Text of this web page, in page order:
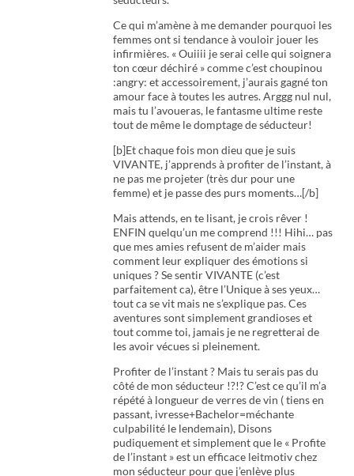
Ce qui m’amène à me demander pourquoi les
femmes ont si tendance à vouloir jouer les
infirmières. « Ouiiii je serai celle qui soignera
ton cœur déchiré » comme c’est choupinou
:angry: et accessoirement, j’aurais gagné ton
amour face à toutes les autres. Arggg nul nul,
mais tu l’avoueras, le fantasme ultime reste
tout de même le domptage de séducteur!
[b]Et chaque fois mon dieu que je suis
VIVANTE, j’apprends à profiter de l’instant, à
ne pas me projeter (très dur pour une
femme) et je passe des purs moments…[/b]
Mais attends, en te lisant, je crois rêver !
ENFIN quelqu’un me comprend !!! Hihi… pas
que mes amies refusent de m’aider mais
comment leur expliquer des émotions si
uniques ? Se sentir VIVANTE (c’est
parfaitement ca), être l’Unique à ses yeux…
tout ca se vit mais ne s’explique pas. Ces
aventures sont simplement grandioses et
tout comme toi, jamais je ne regretterai de
les avoir vécues si pleinement.
Profiter de l’instant ? Mais tu serais pas du
côté de mon séducteur !?!? C’est ce qu’il m’a
répété à longueur de verres de vin ( tiens en
passant, ivresse+Bachelor=méchante
culpabilité le lendemain), Disons
pudiquement et simplement que le « Profite
de l’instant » est un efficace leitmotiv chez
mon séducteur pour que j’enlève plus